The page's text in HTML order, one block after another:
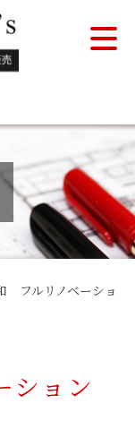
フルリノベーショ
ョン